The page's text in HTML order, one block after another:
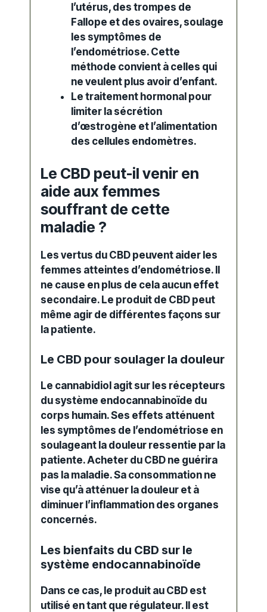
l’utérus, des trompes de
Fallope et des ovaires, soulage
les symptômes de
l’endométriose. Cette
méthode convient à celles qui
ne veulent plus avoir d’enfant.
Le traitement hormonal pour
limiter la sécrétion
d’œstrogène et l’alimentation
des cellules endomètres.
Le CBD peut-il venir en
aide aux femmes
souffrant de cette
maladie ?
Les vertus du CBD peuvent aider les
femmes atteintes d’endométriose. Il
ne cause en plus de cela aucun effet
secondaire. Le produit de CBD peut
même agir de différentes façons sur
la patiente.
Le CBD pour soulager la douleur
Le cannabidiol agit sur les récepteurs
du système endocannabinoïde du
corps humain. Ses effets atténuent
les symptômes de l’endométriose en
soulageant la douleur ressentie par la
patiente. Acheter du CBD ne guérira
pas la maladie. Sa consommation ne
vise qu’à atténuer la douleur et à
diminuer l’inflammation des organes
concernés.
Les bienfaits du CBD sur le
système endocannabinoïde
Dans ce cas, le produit au CBD est
utilisé en tant que régulateur. Il est